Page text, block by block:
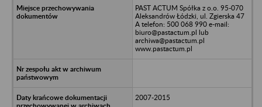
PAST ACTUM Spółka z o.o. 95-070
Aleksandrów Łódzki, ul. Zgierska 47
A telefon: 500 068 990 e-mail:
biuro@pastactum.pl lub
archiwa@pastactum.pl
www.pastactum.pl
2007-2015